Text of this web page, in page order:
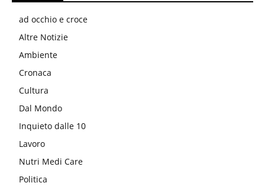
ad occhio e croce
Altre Notizie
Ambiente
Cronaca
Cultura
Dal Mondo
Inquieto dalle 10
Lavoro
Nutri Medi Care
Politica